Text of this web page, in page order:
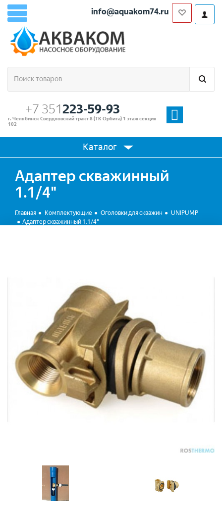
info@aquakom74.ru
+7 351223-59-93
г. Челябинск Свердловский тракт 8 (ТК Орбита) 1 этаж секция
102
Каталог
Адаптер скважинный
1.1/4"
Главная Комплектующие Оголовки для скважин
UNIPUMP
Адаптер скважинный 1.1/4"